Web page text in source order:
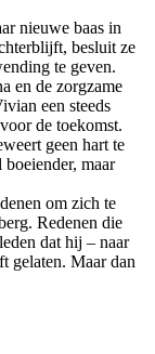
nieuwe baas in
besluit ze
te geven.
en de zorgzame
een steeds
de toekomst.
geen hart te
maar
om zich te
Redenen die
dat hij – naar
gelaten. Maar dan